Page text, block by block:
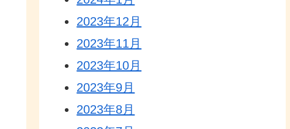
2023年12月
2023年11月
2023年10月
2023年9月
2023年8月